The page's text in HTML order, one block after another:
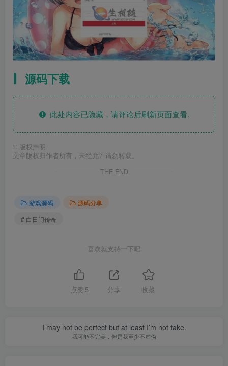
源码下载
此处内容已隐藏，请评论后刷新页面查看.
© 版权声明
文章版权归作者所有，未经允许请勿转载。
THE END
游戏源码
源码分享
# 白日门传奇
喜欢就支持一下吧
点赞 5 分享 收藏
I may not be perfect but at least I’m not fake.
我可能不完美，但是我至少不虚伪